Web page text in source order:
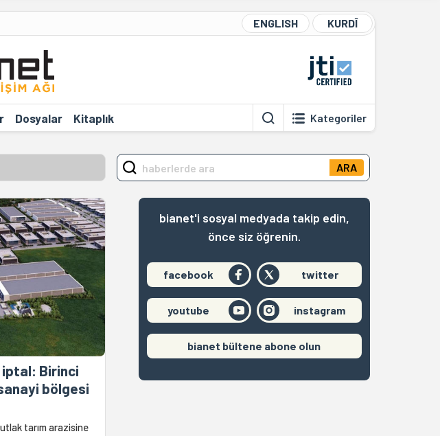
ENGLISH KURDÎ
Dosyalar Kitaplık Kategoriler
iptal: Birinci
bölgesi
tarım arazisine
ARA
bianet'i sosyal medyada takip edin,
önce siz öğrenin.
facebook twitter
youtube instagram
bianet bültene abone olun